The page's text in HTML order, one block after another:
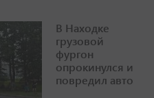
В Находке
грузовой
фургон
опрокинулся и
повредил авто